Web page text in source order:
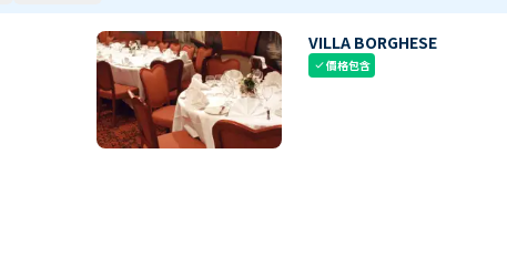
VILLA BORGHESE
check價格包含